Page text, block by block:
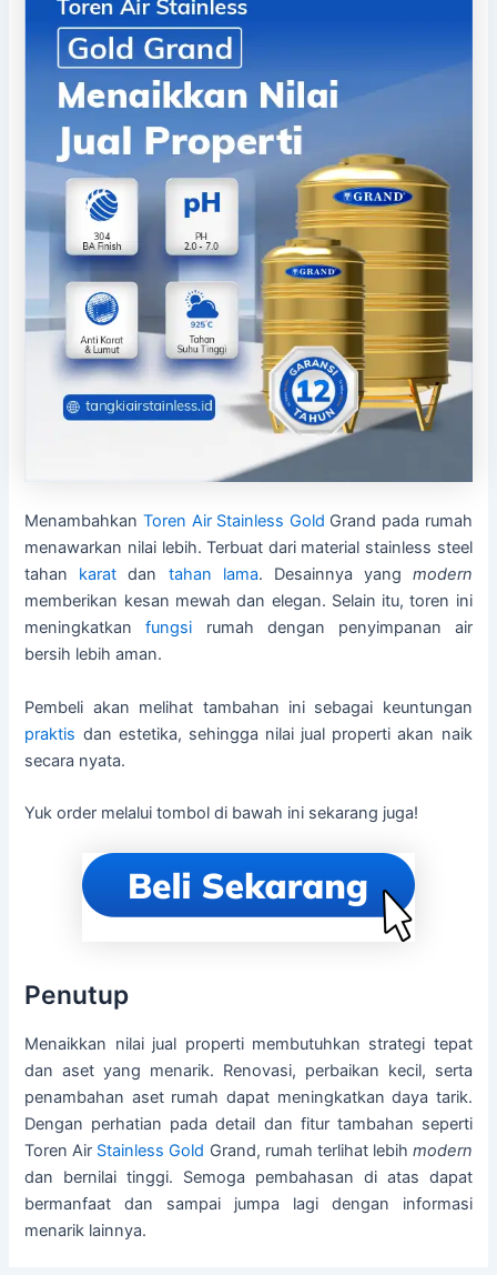
MenambahkanToren Air Stainless Gold Grand pada rumah
menawarkan nilai lebih. Terbuat dari material stainless steel
tahan karat dan tahan lama. Desainnya yang modern
memberikan kesan mewah dan elegan. Selain itu, toren ini
meningkatkanfungsi rumah dengan penyimpanan air
bersih lebih aman.
Pembeli akan melihat tambahan ini sebagai keuntungan
praktis dan estetika, sehingga nilai jual properti akan naik
secara nyata.
Yuk order melalui tombol di bawah ini sekarang juga!
Penutup
Menaikkan nilai jual properti membutuhkan strategi tepat
dan aset yang menarik. Renovasi, perbaikan kecil, serta
penambahan aset rumah dapat meningkatkan daya tarik.
Dengan perhatian pada detail dan fitur tambahan seperti
Toren Air Stainless Gold Grand, rumah terlihat lebih modern
dan bernilai tinggi. Semoga pembahasan di atas dapat
bermanfaat dan sampai jumpa lagi dengan informasi
menarik lainnya.